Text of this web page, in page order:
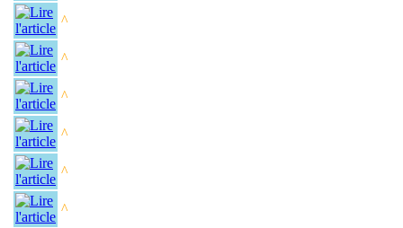
^
^
^
^
^
^